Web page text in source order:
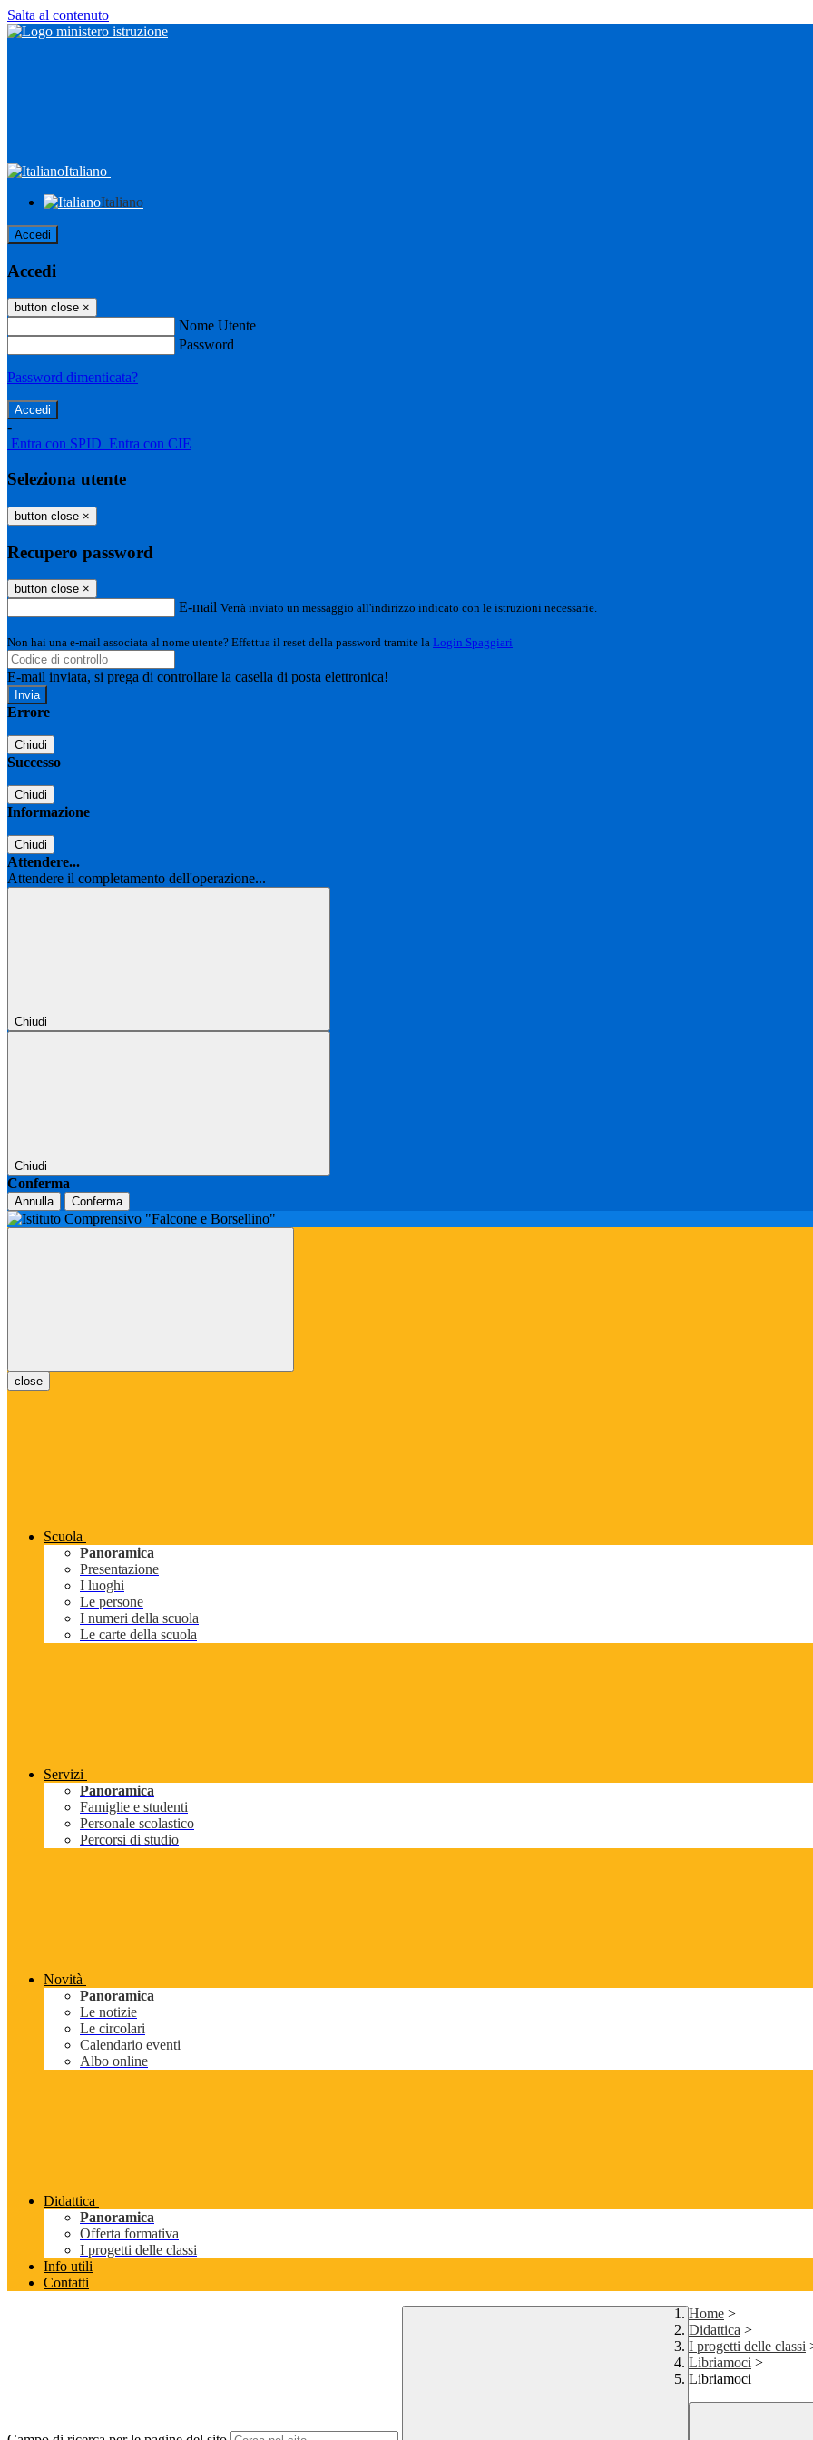
Salta al contenuto
Italiano
Italiano
Accedi
Accedi
button close ×
Nome Utente
Password
Password dimenticata?
-
Entra con SPID Entra con CIE
Seleziona utente
button close ×
Recupero password
button close ×
E-mail Verrà inviato un messaggio all'indirizzo indicato con le istruzioni necessarie.
Non hai una e-mail associata al nome utente? Effettua il reset della password tramite la Login Spaggiari
E-mail inviata, si prega di controllare la casella di posta elettronica!
Errore
Chiudi
Successo
Chiudi
Informazione
Chiudi
Attendere...
Attendere il completamento dell'operazione...
Chiudi
Chiudi
Conferma
Annulla Conferma
close
Scuola
Panoramica
Presentazione
I luoghi
Le persone
I numeri della scuola
Le carte della scuola
Servizi
Panoramica
Famiglie e studenti
Personale scolastico
Percorsi di studio
Novità
Panoramica
Le notizie
Le circolari
Calendario eventi
Albo online
Didattica
Panoramica
Offerta formativa
I progetti delle classi
Info utili
Contatti
Home >
Didattica >
I progetti delle classi
Libriamoci >
Libriamoci